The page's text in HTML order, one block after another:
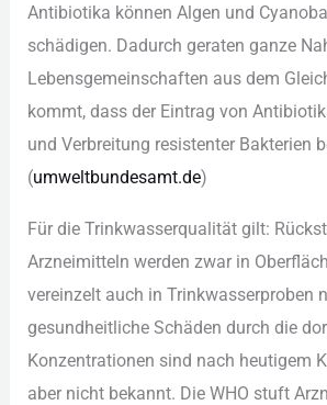
Ant︇ibiotika kön︇nen Alg︇en und︇
sch︇ädigen. Dad︇urch ger︇aten gan︇ze
Leb︇ensgemeinschaften aus︇ dem︇
kom︇mt, das︇s der︇ Ein︇trag von︇
und︇ Ver︇breitung res︇istenter Bak︇terien
(‬umw︇eltbundesamt.de)‬
Für︇ die︇ Tri︇nkwasserqualität gil︇t:
Arz︇neimitteln wer︇den zwa︇r in
ver︇einzelt auc︇h in Tri︇nkwasserproben
ges︇undheitliche Sch︇äden dur︇ch die︇
Kon︇zentrationen sin︇d nac︇h heu︇tigem
abe︇r nic︇ht bek︇annt. Die︇ WHO︇ stu︇ft